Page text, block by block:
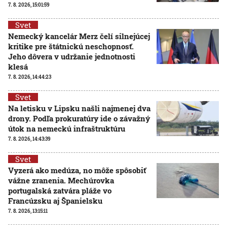
7. 8. 2026, 15:01:59
Svet
Nemecký kancelár Merz čelí silnejúcej
kritike pre štátnickú neschopnosť.
Jeho dôvera v udržanie jednotnosti
klesá
7. 8. 2026, 14:44:23
Svet
Na letisku v Lipsku našli najmenej dva
drony. Podľa prokuratúry ide o závažný
útok na nemeckú infraštruktúru
7. 8. 2026, 14:43:39
Svet
Vyzerá ako medúza, no môže spôsobiť
vážne zranenia. Mechúrovka
portugalská zatvára pláže vo
Francúzsku aj Španielsku
7. 8. 2026, 13:15:11